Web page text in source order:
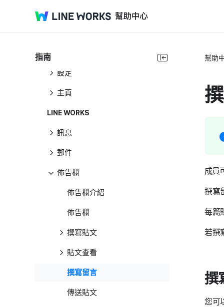
指南
管理員指南
產品指南
共同
設定
主頁
LINE WORKS
訊息
郵件
佈告欄
佈告欄介紹
佈告欄
撰寫貼文
貼文查看
撰寫留言
傳送貼文
幫助
成員
撰寫
每篇
若撰
撰
您可